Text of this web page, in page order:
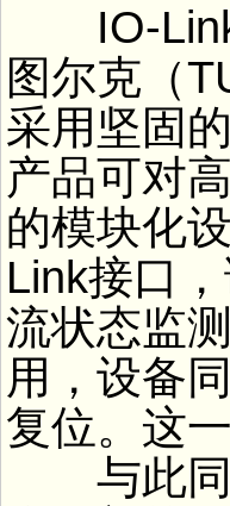
IO-Link
图尔克（
采用坚固
产品可对
的模块化
Link接口
流状态监
用，设备
复位。这
与此同